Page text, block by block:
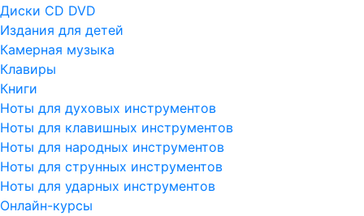
Диски CD DVD
Издания для детей
Камерная музыка
Клавиры
Книги
Ноты для духовых инструментов
Ноты для клавишных инструментов
Ноты для народных инструментов
Ноты для струнных инструментов
Ноты для ударных инструментов
Онлайн-курсы